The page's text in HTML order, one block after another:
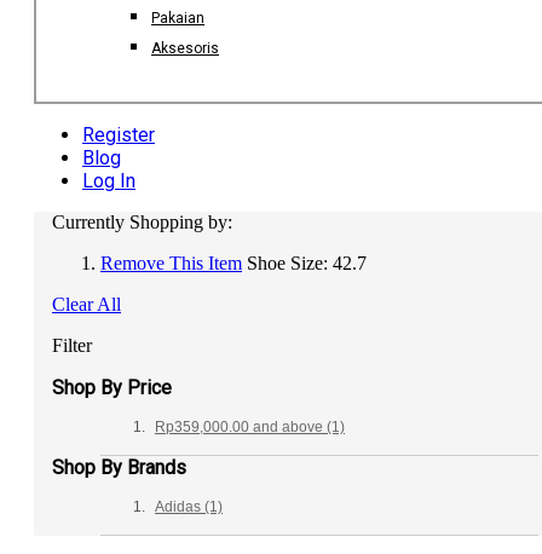
Pakaian
Aksesoris
Register
Blog
Log In
Currently Shopping by:
Remove This Item Shoe Size: 42.7
Clear All
Filter
Shop By Price
Rp359,000.00 and above (1)
Shop By Brands
Adidas (1)